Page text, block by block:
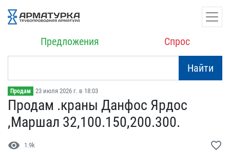
Предложения Спрос
Найти
Продам 23 июля 2026 г. в 18:03
Продам .краны Данфос Ярд​ос
,Маршал 32,100.150,2​00.300.
visibility 1.9k favorite_border